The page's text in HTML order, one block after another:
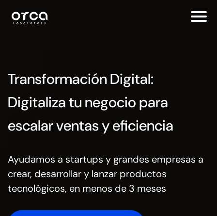
Transformación Digital:
Digitaliza tu negocio para
escalar ventas y eficiencia
Ayudamos a startups y grandes empresas a
crear, desarrollar y lanzar productos
tecnológicos, en menos de 3 meses